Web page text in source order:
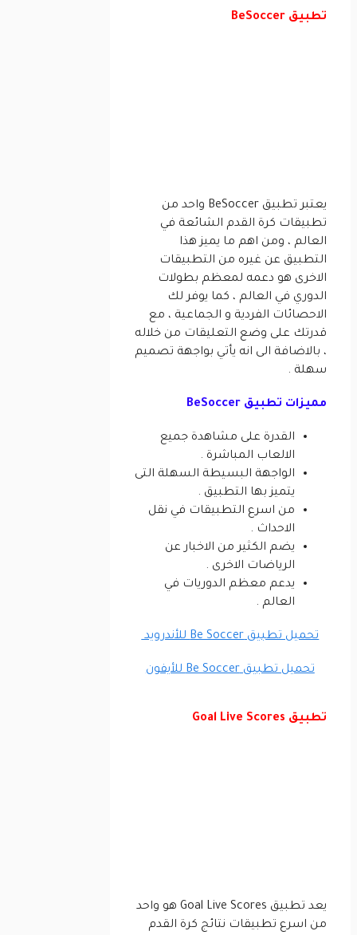
تطبيق BeSoccer
يعتبر تطبيق BeSoccer واحد من
تطبيقات كرة القدم الشائعة في
العالم ، ومن اهم ما يميز هذا
التطبيق عن غيره من التطبيقات
الاخرى هو دعمه لمعظم بطولات
الدوري في العالم ، كما يوفر لك
الاحصائات الفردية و الجماعية ، مع
قدرتك على وضع التعليقات من خلاله
، بالاضافة الى انه يأتي بواجهة تصميم
سهلة .
مميزات تطبيق BeSoccer
القدرة على مشاهدة جميع
الالعاب المباشرة .
الواجهة البسيطة السهلة التى
يتميز بها التطبيق .
من اسرع التطبيقات في نقل
الاحداث .
يضم الكثير من الاخبار عن
الرياضات الاخرى .
يدعم معظم الدوريات في
العالم .
تحميل تطبيق Be Soccer للأندرويد
تحميل تطبيق Be Soccer للأيفون
تطبيق Goal Live Scores
يعد تطبيق Goal Live Scores هو واحد
من اسرع تطبيقات نتائج كرة القدم